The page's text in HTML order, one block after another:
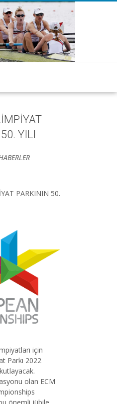
YILI
PARKININ 50.
için
Parkı 2022
kutlayacak.
olan ECM